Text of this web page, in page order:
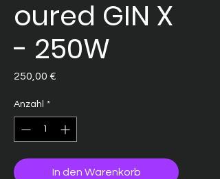
oured GIN X
- 250W
250,00 €
Anzahl *
In den Warenkorb